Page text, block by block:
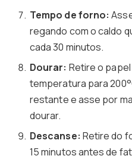
Tempo de forno:
regando com o caldo
cada 30 minutos.
Dourar: Retire o
temperatura para
restante e asse por
dourar.
Descanse: Retire do
15 minutos antes de